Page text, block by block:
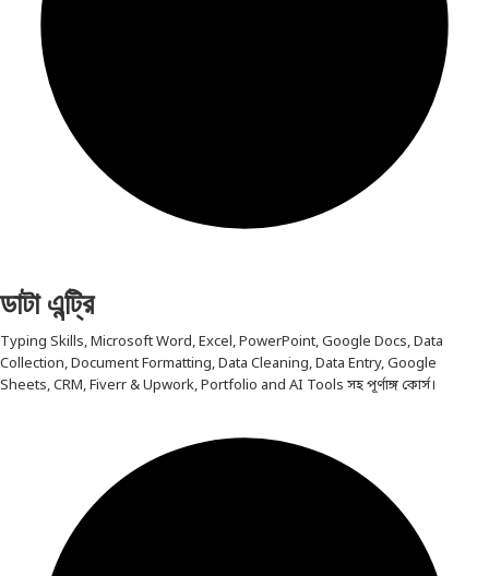
ডাটা এন্ট্রি
Typing Skills, Microsoft Word, Excel, PowerPoint, Google Docs, Data
Collection, Document Formatting, Data Cleaning, Data Entry, Google
Sheets, CRM, Fiverr & Upwork, Portfolio and AI Tools সহ পূর্ণাঙ্গ কোর্স।